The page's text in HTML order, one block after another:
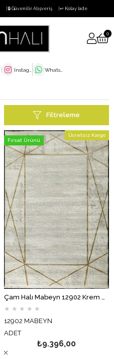
🔒 Güvenilir Alışveriş ↩️ Kolay İade
0
Filtreleme
★ ★ ★ ★ ★
12902 MABEYN
ADET
₺9.396,00
Ücretsiz Kargo
Fırsat Ürünü